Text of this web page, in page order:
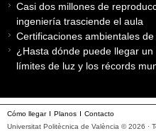
Casi dos millones de
ingeniería trasciende el aula
Certificaciones ambientales
¿Hasta dónde puede llegar
límites de luz y los récords
Cómo llegar Planos
Contacto
Universitat Politècnica de València © 2026 ·